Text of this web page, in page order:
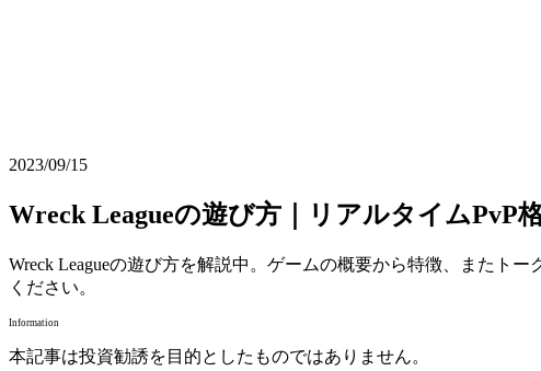
2023/09/15
Wreck Leagueの遊び方｜リアルタイムPvP
Wreck Leagueの遊び方を解説中。ゲームの概要から特徴、またト
ください。
Information
本記事は投資勧誘を目的としたものではありません。